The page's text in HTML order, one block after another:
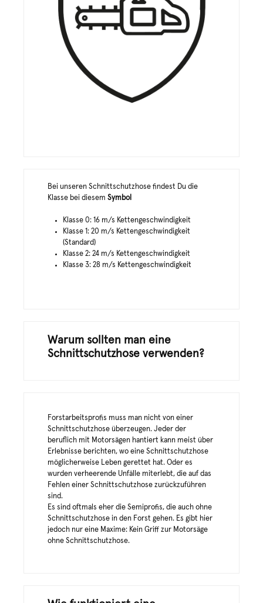
Bei unseren Schnittschutzhose findest Du die
Klasse bei diesem Symbol
Klasse 0: 16 m/s Kettengeschwindigkeit
Klasse 1: 20 m/s Kettengeschwindigkeit
(Standard)
Klasse 2: 24 m/s Kettengeschwindigkeit
Klasse 3: 28 m/s Kettengeschwindigkeit
Warum sollten man eine
Schnittschutzhose verwenden?
Forstarbeitsprofis muss man nicht von einer
Schnittschutzhose überzeugen. Jeder der
beruflich mit Motorsägen hantiert kann meist über
Erlebnisse berichten, wo eine Schnittschutzhose
möglicherweise Leben gerettet hat. Oder es
wurden verheerende Unfälle miterlebt, die auf das
Fehlen einer Schnittschutzhose zurückzuführen
sind.
Es sind oftmals eher die Semiprofis, die auch ohne
Schnittschutzhose in den Forst gehen. Es gibt hier
jedoch nur eine Maxime: Kein Griff zur Motorsäge
ohne Schnittschutzhose.